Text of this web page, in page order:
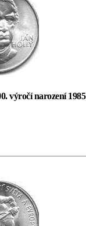
výročí narození 1985